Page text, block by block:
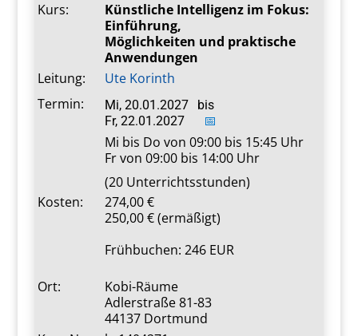
Kurs:
Künstliche Intelligenz im Fokus:
Einführung,
Möglichkeiten und praktische
Anwendungen
Leitung:
Ute Korinth
Termin:
Mi, 20.01.2027
bis
Fr, 22.01.2027
📅
Mi bis Do von 09:00 bis 15:45 Uhr
Fr von 09:00 bis 14:00 Uhr
(20 Unterrichtsstunden)
Kosten:
274,00
250,00 € (ermäßigt)
Frühbuchen: 246 EUR
Ort:
Kobi-Räume
Adlerstraße 81-83
44137 Dortmund